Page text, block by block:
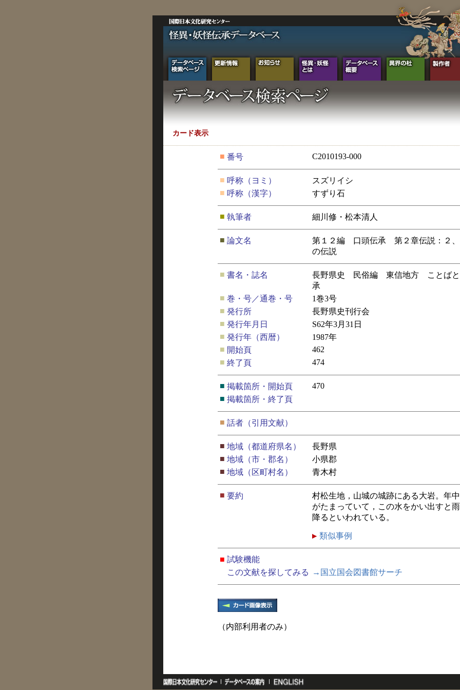
カード表示
■ 番号 C2010193-000
■ 呼称（ヨミ）
スズリイシ
■ 呼称（漢字） すずり石
■ 執筆者 細川修・松本清人
■ 論文名
第１２編 口頭伝承 第２章伝説：２
の伝説
■ 書名・誌名
長野県史 民俗編 東信地方 ことば
承
■ 巻・号／通巻・号
1巻3号
■ 発行所
長野県史刊行会
■ 発行年月日
S62年3月31日
■ 発行年（西暦）
1987年
■ 開始頁
462
■ 終了頁 474
■ 掲載箇所・開始頁
470
■ 掲載箇所・終了頁
■ 話者（引用文献）
■ 地域（都道府県名）
長野県
■ 地域（市・郡名）
小県郡
■ 地域（区町村名） 青木村
■ 要約
村松生地，山城の城跡にある大岩。年
がたまっていて，この水をかい出すと
降るといわれている。
類似事例
■ 試験機能
この文献を探してみる
→国立国会図書館サーチ
（内部利用者のみ）